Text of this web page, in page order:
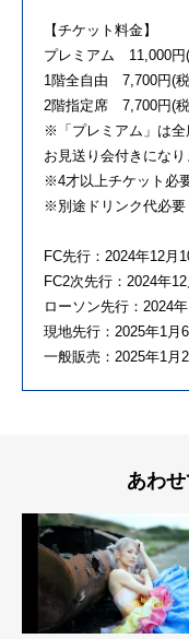
【チケット料金】
プレミアム 11,000
1階全自由 7,700円(
2階指定席 7,700円(
※「プレミアム」は全
お見送り会付きになり
※4才以上チケット必
※別途ドリンク代必要
FC先行：2024年12月
FC2次先行：2024年
ローソン先行：2024
現地先行：2025年1月
一般販売：2025年1月
あわ